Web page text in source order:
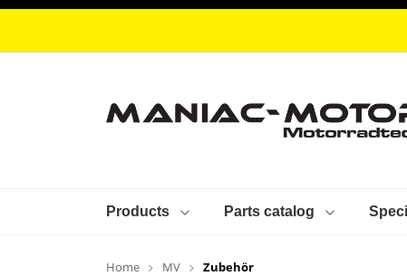
Products Parts catalog
Home MV Zubehör